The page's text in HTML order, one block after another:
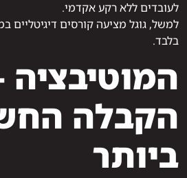
לעובדים ללא רקע אקדמי.
בלבד.
המוטיבציה
הקבלה
ביותר